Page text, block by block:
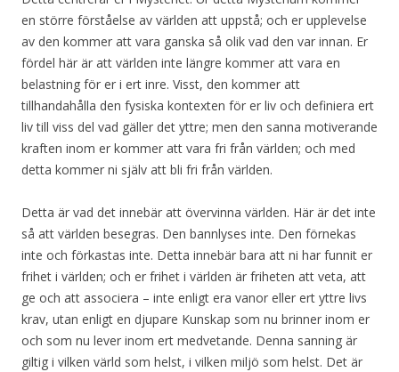
en större förståelse av världen att uppstå; och er upplevelse
av den kommer att vara ganska så olik vad den var innan. Er
fördel här är att världen inte längre kommer att vara en
belastning för er i ert inre. Visst, den kommer att
tillhandahålla den fysiska kontexten för er liv och definiera ert
liv till viss del vad gäller det yttre; men den sanna motiverande
kraften inom er kommer att vara fri från världen; och med
detta kommer ni själv att bli fri från världen.
Detta är vad det innebär att övervinna världen. Här är det inte
så att världen besegras. Den bannlyses inte. Den förnekas
inte och förkastas inte. Detta innebär bara att ni har funnit er
frihet i världen; och er frihet i världen är friheten att veta, att
ge och att associera – inte enligt era vanor eller ert yttre livs
krav, utan enligt en djupare Kunskap som nu brinner inom er
och som nu lever inom ert medvetande. Denna sanning är
giltig i vilken värld som helst, i vilken miljö som helst. Det är